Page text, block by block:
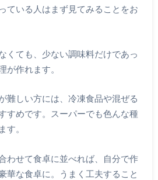
ている人はまず見てみることをお
くても、少ない調味料だけであっ
が作れます。
難しい方には、冷凍食品や混ぜる
すめです。スーパーでも色んな種
す。
わせて食卓に並べれば、自分で作
華な食卓に。うまく工夫すること